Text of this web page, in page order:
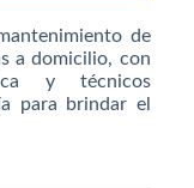
de
a domicilio, con
y técnicos
para brindar el